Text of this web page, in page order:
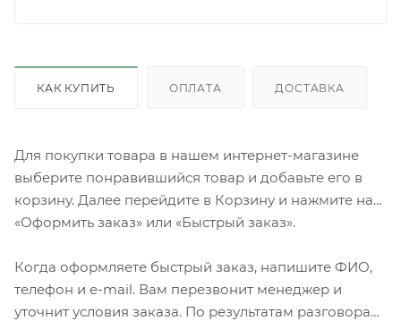
КАК КУПИТЬ ОПЛАТА ДОСТАВКА
Для покупки товара в нашем интернет-магазине
выберите понравившийся товар и добавьте его в
корзину. Далее перейдите в Корзину и нажмите на
«Оформить заказ» или «Быстрый заказ».
Когда оформляете быстрый заказ, напишите ФИО,
телефон и e-mail. Вам перезвонит менеджер и
уточнит условия заказа. По результатам разговора